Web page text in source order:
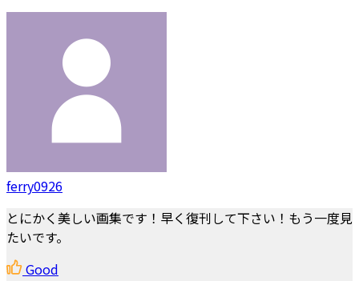
ferry0926
とにかく美しい画集です！早く復刊して下さい！もう一度見
たいです。
Good